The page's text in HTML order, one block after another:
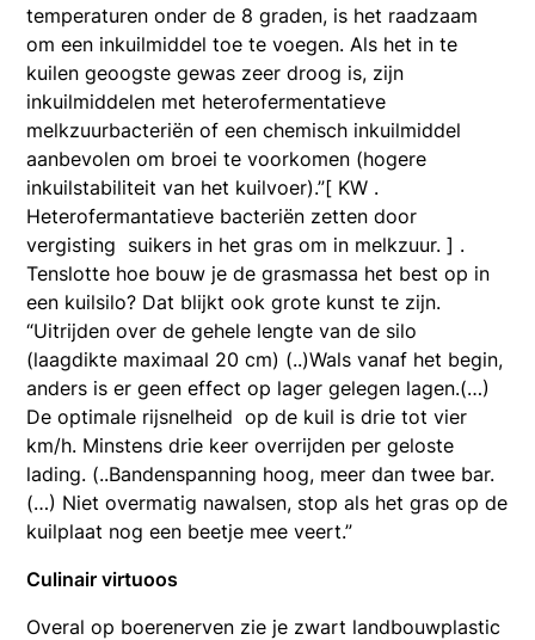
temperaturen onder de 8 graden, is het raadzaam
om een inkuilmiddel toe te voegen. Als het in te
kuilen geoogste gewas zeer droog is, zijn
inkuilmiddelen met heterofermentatieve
melkzuurbacteriën of een chemisch inkuilmiddel
aanbevolen om broei te voorkomen (hogere
inkuilstabiliteit van het kuilvoer).”[ KW .
Heterofermantatieve bacteriën zetten door
vergisting suikers in het gras om in melkzuur. ] .
Tenslotte hoe bouw je de grasmassa het best op in
een kuilsilo? Dat blijkt ook grote kunst te zijn.
“Uitrijden over de gehele lengte van de silo
(laagdikte maximaal 20 cm) (..)Wals vanaf het begin,
anders is er geen effect op lager gelegen lagen.(…)
De optimale rijsnelheid op de kuil is drie tot vier
km/h. Minstens drie keer overrijden per geloste
lading. (..Bandenspanning hoog, meer dan twee bar.
(…) Niet overmatig nawalsen, stop als het gras op de
kuilplaat nog een beetje mee veert.”
Culinair virtuoos
Overal op boerenerven zie je zwart landbouwplastic